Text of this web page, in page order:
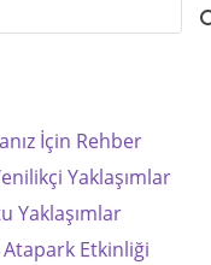
İçin Rehber
Yaklaşımlar
Yaklaşımlar
Atapark Etkinliği